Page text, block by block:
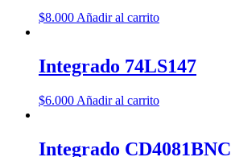
$8.000 Añadir al carrito
Integrado 74LS147
$6.000 Añadir al carrito
Integrado CD4081BNC